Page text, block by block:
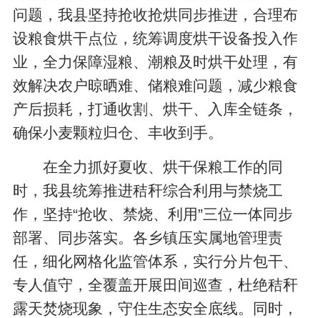
问题，我县坚持抢收抢烘同步推进，合理布
设粮食烘干点位，统筹调度烘干设备投入作
业，全力保障湿粮、潮粮及时烘干处理，有
效解决农户晾晒难、储粮难问题，减少粮食
产后损耗，打通收割、烘干、入库全链条，
确保小麦颗粒归仓、丰收到手。
在全力抓好夏收、烘干保粮工作的同
时，我县统筹推进秸秆综合利用与禁烧工
作，坚持“抢收、禁烧、利用”三位一体同步
部署、同步落实。各乡镇压实属地管理责
任，细化网格化监管体系，实行分片包干、
专人值守，全覆盖开展田间巡查，杜绝秸秆
露天焚烧现象，守住生态安全底线。同时，